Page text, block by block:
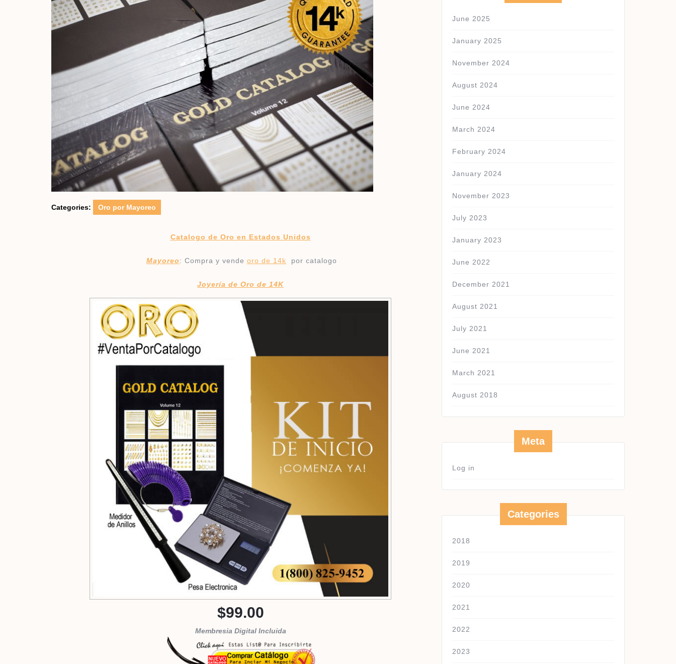
Categories: Oro por Mayoreo
Catalogo de Oro en Estados Unidos
Mayoreo: Compra y vende oro de 14k por catalogo
Joyería de Oro de 14K
$99.00
Membresia Digital Incluida
June 2025
January 2025
November 2024
August 2024
June 2024
March 2024
February 2024
January 2024
November 2023
July 2023
January 2023
June 2022
December 2021
August 2021
July 2021
June 2021
March 2021
August 2018
Meta
Log in
Categories
2018
2019
2020
2021
2022
2023